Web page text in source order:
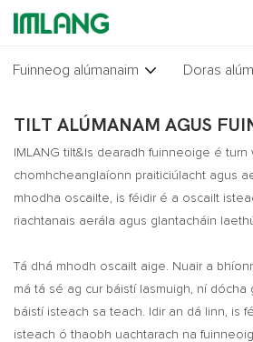
Fuinneog alúmanaim Doras
TILT ALÚMANAM AGUS
IMLANG tilt&Is dearadh fuinneoige é turn
chomhcheanglaíonn praiticiúlacht agus
mhodha oscailte, is féidir é a oscailt
riachtanais aerála agus glantacháin
Tá dhá mhodh oscailt aige. Nuair a
má tá sé ag cur báistí lasmuigh, ní dócha
báistí isteach sa teach. Idir an dá linn, is
isteach ó thaobh uachtarach na